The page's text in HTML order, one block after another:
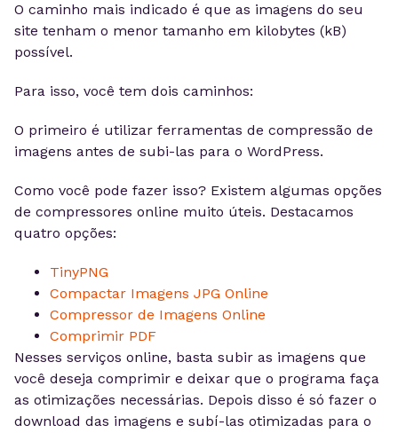
O caminho mais indicado é que as imagens do seu
site tenham o menor tamanho em kilobytes (kB)
possível.
Para isso, você tem dois caminhos:
O primeiro é utilizar ferramentas de compressão de
imagens antes de subi-las para o WordPress.
Como você pode fazer isso? Existem algumas opções
de compressores online muito úteis. Destacamos
quatro opções:
TinyPNG
Compactar Imagens JPG Online
Compressor de Imagens Online
Comprimir PDF
Nesses serviços online, basta subir as imagens que
você deseja comprimir e deixar que o programa faça
as otimizações necessárias. Depois disso é só fazer o
download das imagens e subí-las otimizadas para o